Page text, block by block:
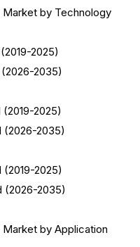
by Technology
2025)
2035)
2025)
2035)
2025)
2035)
by Application